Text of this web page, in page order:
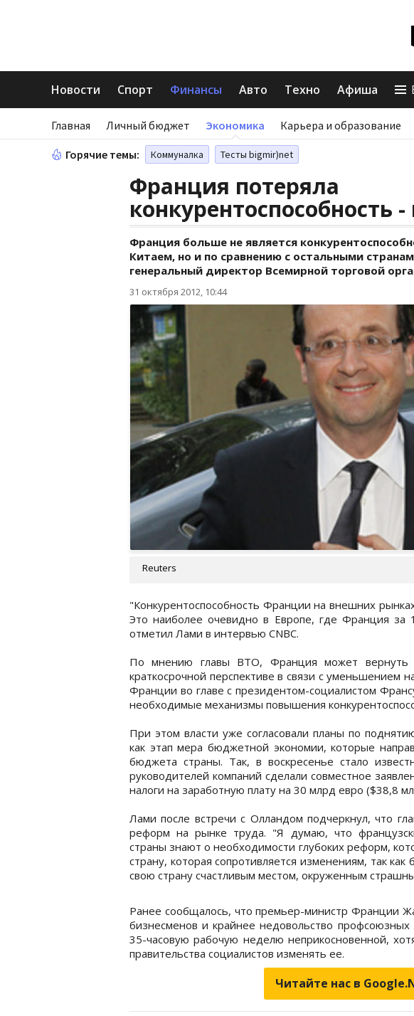
Новости Спорт Финансы Авто Техно Афиша
Главная Личный бюджет Экономика Карьера и образование
Горячие темы: Коммуналка Тесты bigmir)net
Франция потеряла
конкурентоспособность
Франция больше не является
Китаем, но и по сравнению с остальными
генеральный директор Всемирной торговой
31 октября 2012, 10:44
Reuters
"Конкурентоспособность Франции на внешних
Это наиболее очевидно в Европе, где Франция за
отметил Лами в интервью CNBC.
По мнению главы ВТО, Франция может вернуть
краткосрочной перспективе в связи с уменьшением
Франции во главе с президентом-социалистом
необходимые механизмы повышения
При этом власти уже согласовали планы по
как этап мера бюджетной экономии, которые
бюджета страны. Так, в воскресенье стало
руководителей компаний сделали совместное
налоги на заработную плату на 30 млрд евро ($38,8
Лами после встречи с Олландом подчеркнул, что
реформ на рынке труда. "Я думаю, что
страны знают о необходимости глубоких реформ,
страну, которая сопротивляется изменениям, так
свою страну счастливым местом, окруженным
Ранее сообщалось, что премьер-министр Франции
бизнесменов и крайнее недовольство
35-часовую рабочую неделю неприкосновенной,
правительства социалистов изменять ее.
Читайте нас в